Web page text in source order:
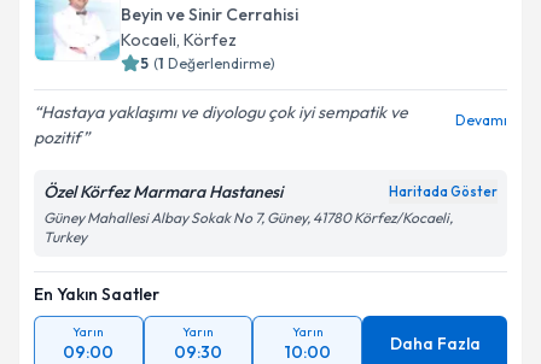
Beyin ve Sinir Cerrahisi
Kocaeli, Körfez
5 (1 Değerlendirme)
Hastaya yaklaşımı ve diyologu çok iyi sempatik ve
pozitif
Devamı
Özel Körfez Marmara Hastanesi Haritada Göster
Güney Mahallesi Albay Sokak No 7, Güney, 41780 Körfez/Kocaeli,
Turkey
En Yakın Saatler
Yarın
09:00
Yarın
09:30
Yarın
10:00 Daha Fazla